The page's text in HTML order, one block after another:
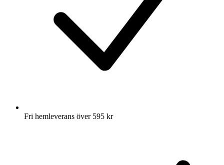
Fri hemleverans över 595 kr